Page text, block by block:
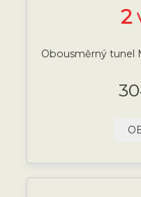
2
Obousměrný tunel